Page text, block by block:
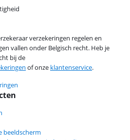
verzekeringen regelen en
vallen onder Belgisch recht. Heb je
bij de
of onze klantenservice.
beeldscherm